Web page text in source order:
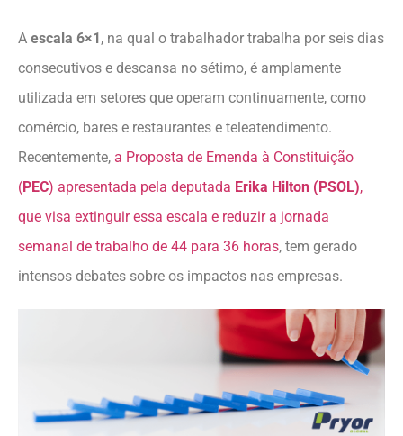
A escala 6×1, na qual o trabalhador trabalha por seis dias
consecutivos e descansa no sétimo, é amplamente
utilizada em setores que operam continuamente, como
comércio, bares e restaurantes e teleatendimento.
Recentemente, a Proposta de Emenda à Constituição
(PEC) apresentada pela deputada Erika Hilton (PSOL),
que visa extinguir essa escala e reduzir a jornada
semanal de trabalho de 44 para 36 horas, tem gerado
intensos debates sobre os impactos nas empresas.